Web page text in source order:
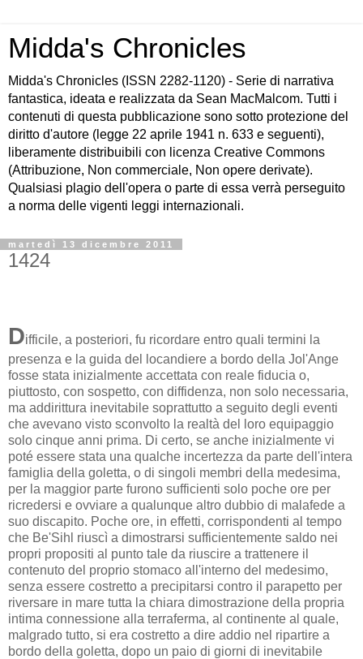
Midda's Chronicles
Midda's Chronicles (ISSN 2282-1120) - Serie di narrativa
fantastica, ideata e realizzata da Sean MacMalcom. Tutti i
contenuti di questa pubblicazione sono sotto protezione del
diritto d'autore (legge 22 aprile 1941 n. 633 e seguenti),
liberamente distribuibili con licenza Creative Commons
(Attribuzione, Non commerciale, Non opere derivate).
Qualsiasi plagio dell'opera o parte di essa verrà perseguito
a norma delle vigenti leggi internazionali.
martedì 13 dicembre 2011
1424
Difficile, a posteriori, fu ricordare entro quali termini la
presenza e la guida del locandiere a bordo della Jol'Ange
fosse stata inizialmente accettata con reale fiducia o,
piuttosto, con sospetto, con diffidenza, non solo necessaria,
ma addirittura inevitabile soprattutto a seguito degli eventi
che avevano visto sconvolto la realtà del loro equipaggio
solo cinque anni prima. Di certo, se anche inizialmente vi
poté essere stata una qualche incertezza da parte dell'intera
famiglia della goletta, o di singoli membri della medesima,
per la maggior parte furono sufficienti solo poche ore per
ricredersi e ovviare a qualunque altro dubbio di malafede a
suo discapito. Poche ore, in effetti, corrispondenti al tempo
che Be'Sihl riuscì a dimostrarsi sufficientemente saldo nei
propri propositi al punto tale da riuscire a trattenere il
contenuto del proprio stomaco all'interno del medesimo,
senza essere costretto a precipitarsi contro il parapetto per
riversare in mare tutta la chiara dimostrazione della propria
intima connessione alla terraferma, al continente al quale,
malgrado tutto, si era costretto a dire addio nel ripartire a
bordo della goletta, dopo un paio di giorni di inevitabile